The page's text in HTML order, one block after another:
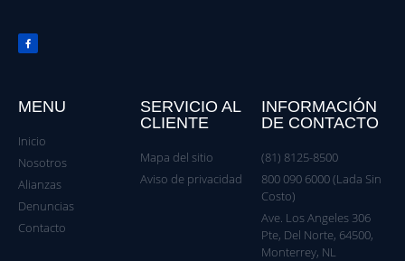
MENU
Inicio
Nosotros
Alianzas
Denuncias
Contacto
SERVICIO AL
CLIENTE
Mapa del sitio
Aviso de privacidad
INFORMACIÓN
DE CONTACTO
(81) 8125-8500
800 090 6000 (Lada Sin
Costo)
Ave. Los Angeles 306
Pte, Del Norte, 64500,
Monterrey, NL